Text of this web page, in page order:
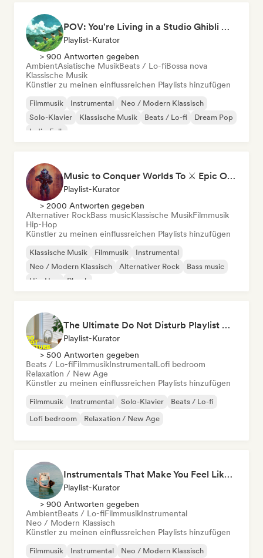
POV: You're Living in a Studio Ghibli Movie 🌱 Neo-Classical Piano & Dream Pop
Playlist-Kurator
> 900 Antworten gegeben
AmbientAsiatische MusikBeats / Lo-fiBossa nova
Klassische Musik
Künstler zu meinen einflussreichen Playlists hinzufügen
Filmmusik Instrumental
Neo / Modern Klassisch
Solo-Klavier
Klassische Musik Beats / Lo-fi
Dream Pop
Indie-Folk
Music to Conquer Worlds To ⚔️ Epic Orchestral, Cinematic & Trailer Music
Playlist-Kurator
> 2000 Antworten gegeben
Alternativer RockBass musicKlassische MusikFilmmusik
Hip-Hop
Künstler zu meinen einflussreichen Playlists hinzufügen
Klassische Musik Filmmusik
Instrumental
Neo / Modern Klassisch
Alternativer Rock
Bass music
Hip-Hop
Phonk
The Ultimate Do Not Disturb Playlist 🔕 Neo-Classical & Ambient Piano
Playlist-Kurator
> 500 Antworten gegeben
Beats / Lo-fiFilmmusikInstrumentalLofi bedroom
Relaxation / New Age
Künstler zu meinen einflussreichen Playlists hinzufügen
Filmmusik Instrumental Solo-Klavier
Beats / Lo-fi
Lofi bedroom
Relaxation / New Age
Instrumentals That Make You Feel Like Floating
Playlist-Kurator
> 900 Antworten gegeben
AmbientBeats / Lo-fiFilmmusikInstrumental
Neo / Modern Klassisch
Künstler zu meinen einflussreichen Playlists hinzufügen
Filmmusik Instrumental Neo / Modern Klassisch